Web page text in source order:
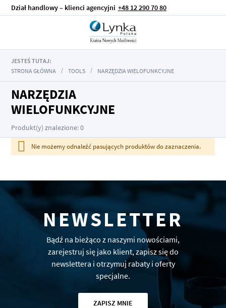
Dział handlowy – klienci agencyjni +48 12 290 70 80
JESTEŚ TUTAJ:
STRONA GŁÓWNA
TOOLS NARZĘDZIA WIELOFUNKCYJNE
NARZĘDZIA
WIELOFUNKCYJNE
Produkt(y) znalezione: 0
Nie możemy odnaleźć pasujących produktów do zaznaczenia.
NEWSLETTER
Bądź na bieżąco z naszymi nowościami,
zarejestruj się jako klient, zapisz się do
newslettera i otrzymuj rabaty i oferty
specjalne.
ZAPISZ MNIE